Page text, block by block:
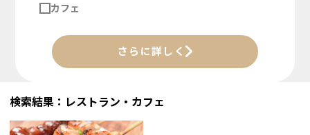
カフェ
さらに詳しく
検索結果：レストラン・カフェ